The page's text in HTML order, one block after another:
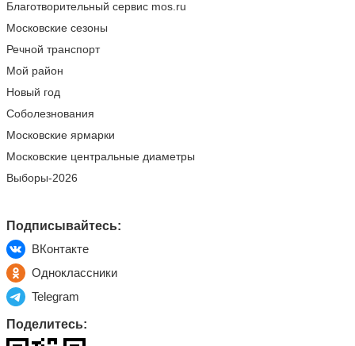
Благотворительный сервис mos.ru
Московские сезоны
Речной транспорт
Мой район
Новый год
Соболезнования
Московские ярмарки
Московские центральные диаметры
Выборы-2026
Подписывайтесь:
ВКонтакте
Одноклассники
Telegram
Поделитесь: